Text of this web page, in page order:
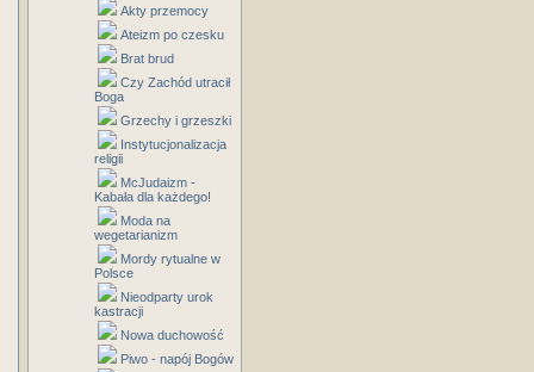
Akty przemocy
Ateizm po czesku
Brat brud
Czy Zachód utracił
Boga
Grzechy i grzeszki
Instytucjonalizacja
religii
McJudaizm -
Kabała dla każdego!
Moda na
wegetarianizm
Mordy rytualne w
Polsce
Nieodparty urok
kastracji
Nowa duchowość
Piwo - napój Bogów